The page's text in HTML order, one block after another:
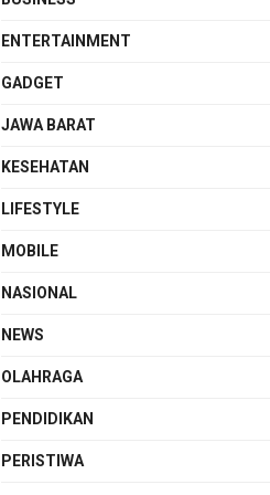
ENTERTAINMENT
GADGET
JAWA BARAT
KESEHATAN
LIFESTYLE
MOBILE
NASIONAL
NEWS
OLAHRAGA
PENDIDIKAN
PERISTIWA